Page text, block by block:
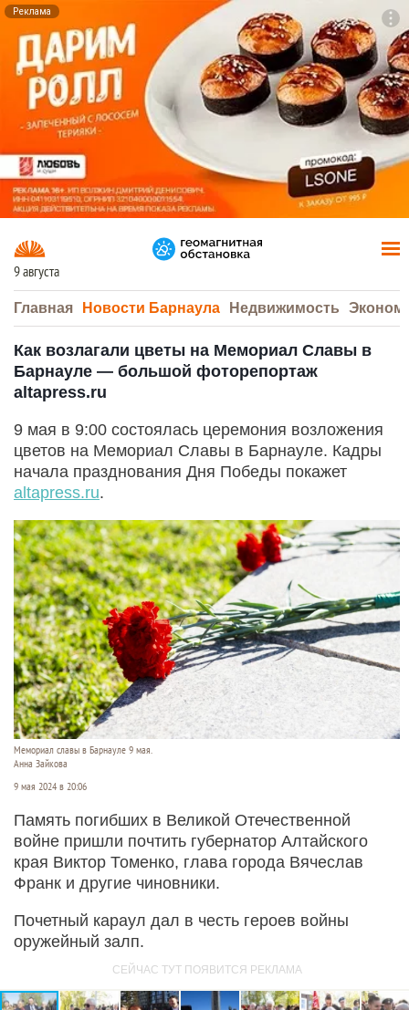
Реклама
9 августа
Главная Новости Барнаула Недвижимость
Как возлагали цветы на Мемориал Славы в
Барнауле — большой фоторепортаж
altapress.ru
9 мая в 9:00 состоялась церемония возложения
цветов на Мемориал Славы в Барнауле. Кадры
начала празднования Дня Победы покажет
altapress.ru.
Мемориал славы в Барнауле 9 мая.
Анна Зайкова
9 мая 2024 в 20:06
Память погибших в Великой Отечественной
войне пришли почтить губернатор Алтайского
края Виктор Томенко, глава города Вячеслав
Франк и другие чиновники.
Почетный караул дал в честь героев войны
оружейный залп.